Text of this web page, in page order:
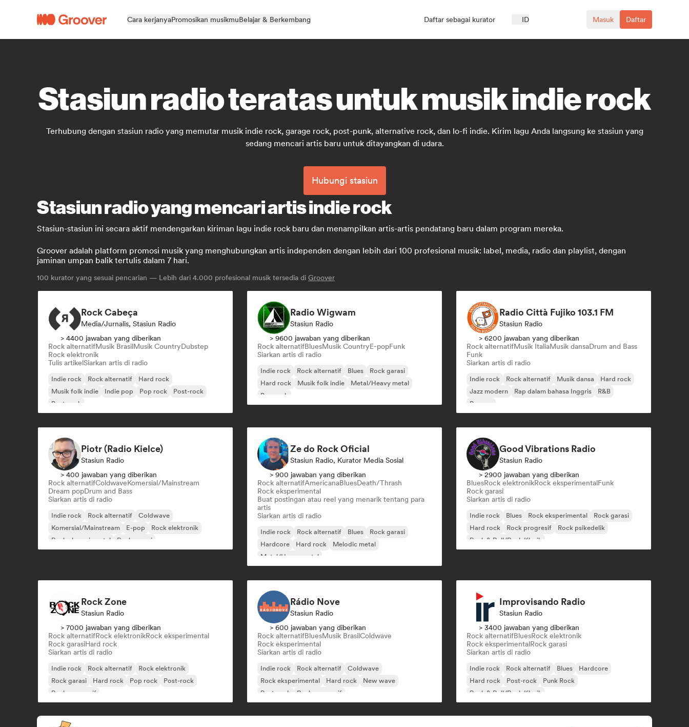
Cara kerjanyaPromosikan musikmuBelajar & Berkembang Daftar sebagai kurator ID Masuk Daftar
Stasiun radio teratas untuk musik indie rock
Terhubung dengan stasiun radio yang memutar musik indie rock, garage rock, post-punk, alternative rock, dan lo-fi indie. Kirim lagu Anda langsung ke stasiun yang
sedang mencari artis baru untuk ditayangkan di udara.
Hubungi stasiun
Stasiun radio yang mencari artis indie rock
Stasiun-stasiun ini secara aktif mendengarkan kiriman lagu indie rock baru dan menampilkan artis-artis pendatang baru dalam program mereka.
Groover adalah platform promosi musik yang menghubungkan artis independen dengan lebih dari 100 profesional musik: label, media, radio dan playlist, dengan
jaminan umpan balik tertulis dalam 7 hari.
100 kurator yang sesuai pencarian — Lebih dari 4.000 profesional musik tersedia di Groover
Rock Cabeça
Media/Jurnalis, Stasiun Radio
> 4400 jawaban yang diberikan
Rock alternatifMusik BrasilMusik CountryDubstep
Rock elektronik
Tulis artikelSiarkan artis di radio
Indie rock Rock alternatif
Hard rock
Musik folk indie
Indie pop Pop rock
Post-rock
Post-rock
Radio Wigwam
Stasiun Radio
> 9600 jawaban yang diberikan
Rock alternatifBluesMusik CountryE-popFunk
Siarkan artis di radio
Indie rock Rock alternatif Blues
Rock garasi
Hard rock
Musik folk indie
Metal/Heavy metal
Pop rock
Radio Città Fujiko 103.1 FM
Stasiun Radio
> 6200 jawaban yang diberikan
Rock alternatifMusik ItaliaMusik dansaDrum and Bass
Funk
Siarkan artis di radio
Indie rock Rock alternatif Musik dansa
Hard rock
Jazz modern
Rap dalam bahasa Inggris
R&B
Reggae
Piotr (Radio Kielce)
Stasiun Radio
> 400 jawaban yang diberikan
Rock alternatifColdwaveKomersial/Mainstream
Dream popDrum and Bass
Siarkan artis di radio
Indie rock Rock alternatif
Coldwave
Komersial/Mainstream
E-pop
Rock elektronik
Rock eksperimental
Rock garasi
Ze do Rock Oficial
Stasiun Radio, Kurator Media Sosial
> 900 jawaban yang diberikan
Rock alternatifAmericanaBluesDeath/Thrash
Rock eksperimental
Buat postingan atau reel yang menarik tentang para
artis
Siarkan artis di radio
Indie rock Rock alternatif Blues
Rock garasi
Hardcore
Hard rock
Melodic metal
Metal/Heavy metal
Good Vibrations Radio
Stasiun Radio
> 2900 jawaban yang diberikan
BluesRock elektronikRock eksperimentalFunk
Rock garasi
Siarkan artis di radio
Indie rock Blues Rock eksperimental
Rock garasi
Hard rock
Rock progresif
Rock psikedelik
Rock & Roll/Rock Klasik
Rock Zone
Stasiun Radio
> 7000 jawaban yang diberikan
Rock alternatifRock elektronikRock eksperimental
Rock garasiHard rock
Siarkan artis di radio
Indie rock Rock alternatif
Rock elektronik
Rock garasi
Hard rock Pop rock
Post-rock
Rock progresif
Rádio Nove
Stasiun Radio
> 600 jawaban yang diberikan
Rock alternatifBluesMusik BrasilColdwave
Rock eksperimental
Siarkan artis di radio
Indie rock Rock alternatif
Coldwave
Rock eksperimental
Hard rock
New wave
Post-rock
Rock progresif
Improvisando Radio
Stasiun Radio
> 3400 jawaban yang diberikan
Rock alternatifBluesRock elektronik
Rock eksperimentalRock garasi
Siarkan artis di radio
Indie rock Rock alternatif Blues
Hardcore
Hard rock
Post-rock
Punk Rock
Rock & Roll/Rock Klasik